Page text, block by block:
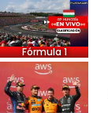
Fórmula 1